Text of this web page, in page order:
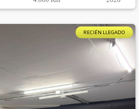
RECIÉN LLEGADO